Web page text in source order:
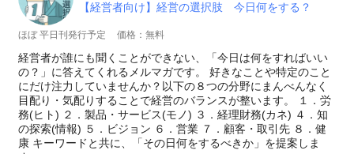
【経営者向け】経営の選択肢 今日何をする？
ほぼ 平日刊発行予定 価格：無料
経営者が誰にも聞くことができない、「今日は何をすればいい
の？」に答えてくれるメルマガです。 好きなことや特定のこと
にだけ注力していませんか？以下の８つの分野にまんべんなく
目配り・気配りすることで経営のバランスが整います。 １．労
務(ヒト) ２．製品・サービス(モノ) ３．経理財務(カネ) ４．知
の探索(情報) ５．ビジョン ６．営業 ７．顧客・取引先 ８．健
康 キーワードと共に、「その日何をするべきか」を提案しま